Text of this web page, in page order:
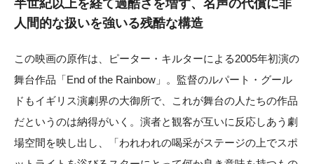
半世紀以上を経て過酷さを増す、名声の代償に非
人間的な扱いを強いる残酷な構造
この映画の原作は、ピーター・キルターによる2005年初演の
舞台作品「End of the Rainbow」。監督のルパート・グール
ドもイギリス演劇界の大御所で、これが舞台の人たちの作品
だというのは納得がいく。演者と観客が互いに反応しあう劇
場空間を映し出し、「われわれの喝采がステージの上でスポ